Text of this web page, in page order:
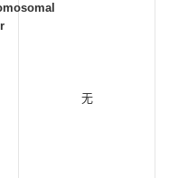
无